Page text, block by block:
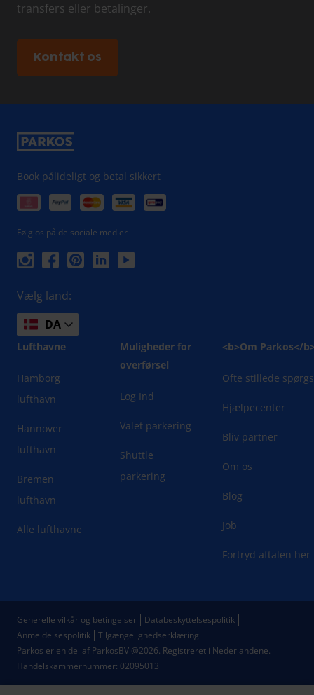
transfers eller betalinger.
Kontakt os
Book pålideligt og betal sikkert
Følg os på de sociale medier
Vælg land:
DA
Lufthavne
Hamborg
lufthavn
Hannover
lufthavn
Bremen
lufthavn
Alle lufthavne
Muligheder for
overførsel
Log Ind
Valet parkering
Shuttle
parkering
<b>Om Parkos</
Ofte stillede
Hjælpecenter
Bliv partner
Om os
Blog
Job
Fortryd aftalen her
Parkos er en del af ParkosBV @2026. Registreret i Nederlandene.
Handelskammernummer: 02095013
Generelle vilkår og betingelser
Databeskyttelsespolitik
Anmeldelsespolitik
Tilgængelighedserklæring